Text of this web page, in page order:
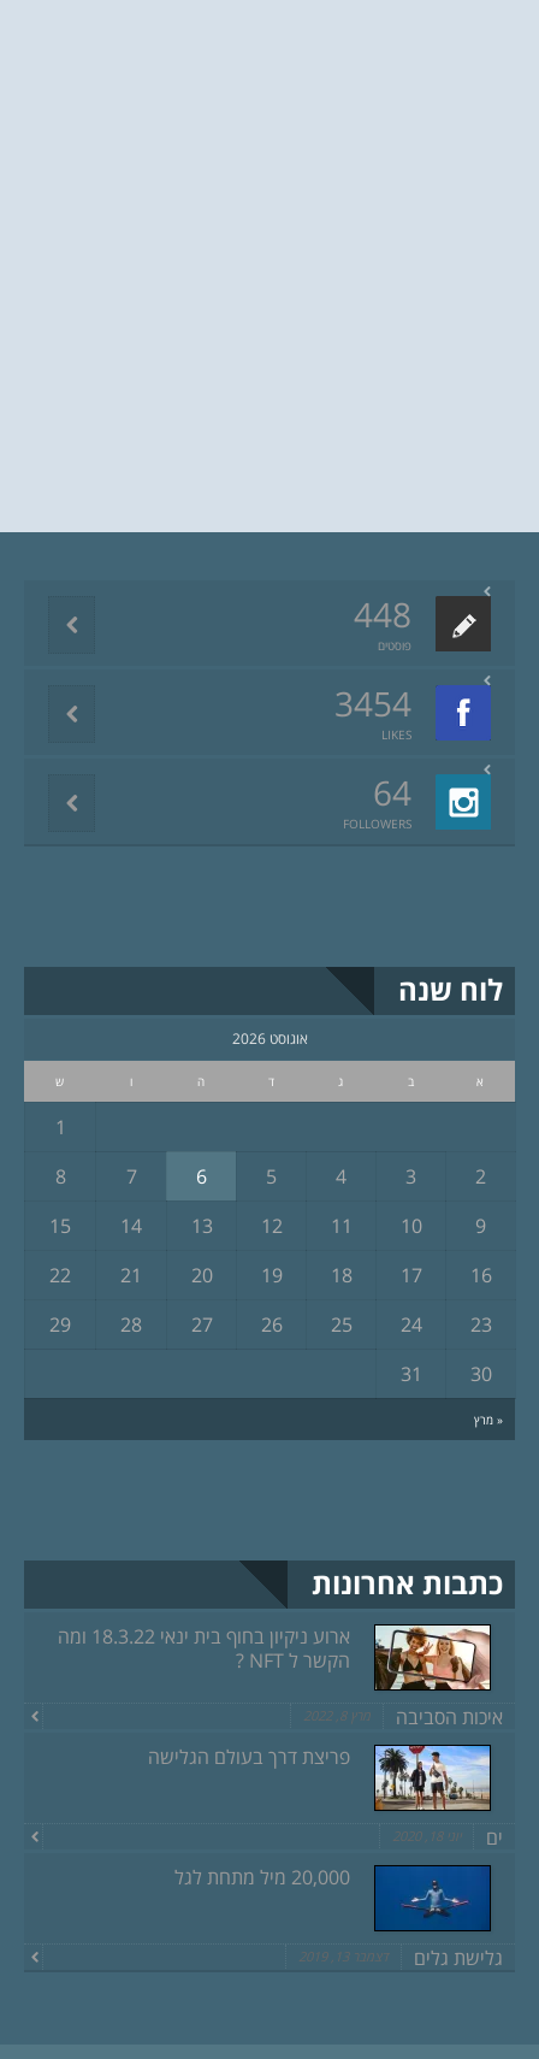
448
פוסטים
3454
LIKES
64
FOLLOWERS
לוח שנה
אוגוסט 2026
א ב ג ד ה ו ש
« מרץ
1
2
3
4
5
6
7
8
9
10
11
12
13
14
15
16
17
18
19
20
21
22
23
24
25
26
27
28
29
30
31
כתבות אחרונות
ארוע ניקיון בחוף בית ינאי 18.3.22 ומה
הקשר ל NFT ?
איכות הסביבה מרץ 8, 2022
פריצת דרך בעולם הגלישה
ים יוני 18, 2020
20,000 מיל מתחת לגל
גלישת גלים דצמבר 13, 2019